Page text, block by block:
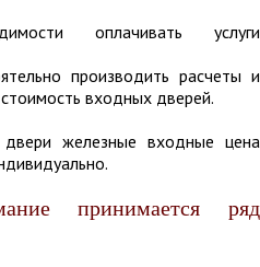
оплачивать услуги
производить расчеты и
входных дверей.
железные входные цена
принимается ряд